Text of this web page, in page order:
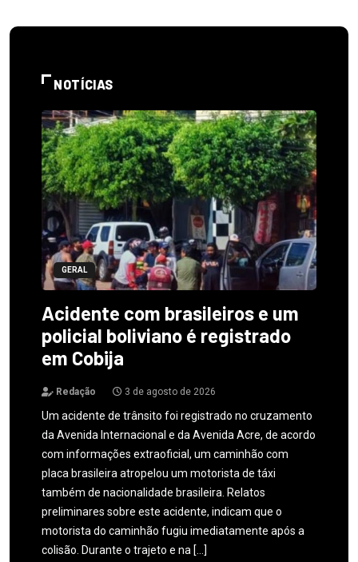
NOTÍCIAS
GERAL
Acidente com brasileiros e um
policial boliviano é registrado
em Cobija
Redação 3 de agosto de 2026
Um acidente de trânsito foi registrado no cruzamento
da Avenida Internacional e da Avenida Acre, de acordo
com informações extraoficial, um caminhão com
placa brasileira atropelou um motorista de táxi
também de nacionalidade brasileira. Relatos
preliminares sobre este acidente, indicam que o
motorista do caminhão fugiu imediatamente após a
colisão. Durante o trajeto e na […]